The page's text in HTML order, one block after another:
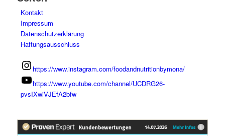
Kontakt
Impressum
Datenschutzerklärung
Haftungsausschluss
https://www.instagram.com/foodandnutritionbymona/
https://www.youtube.com/channel/UCDRG26-
pvsIXwiVJEfA2bfw